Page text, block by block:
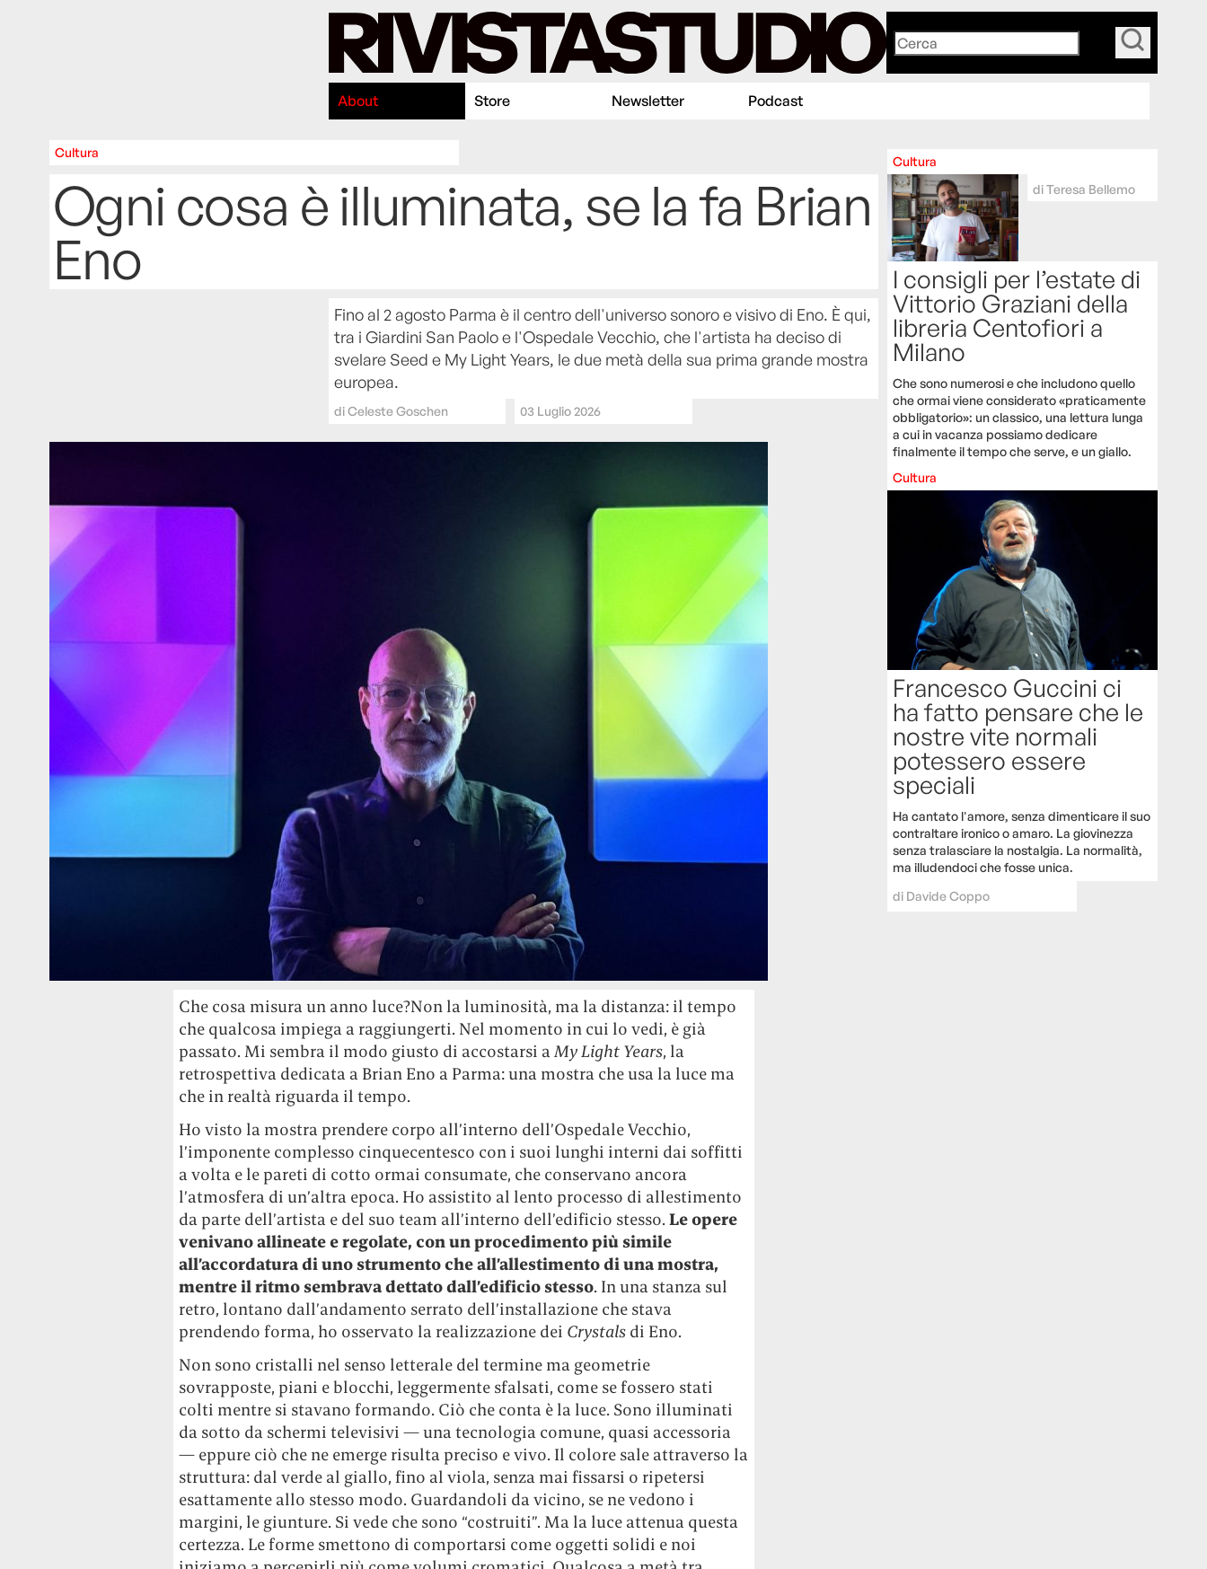
About Store Newsletter Podcast
Cultura
Ogni cosa è illuminata, se la fa Brian
Eno
Fino al 2 agosto Parma è il centro dell'universo sonoro e visivo di Eno. È qui,
tra i Giardini San Paolo e l'Ospedale Vecchio, che l'artista ha deciso di
svelare Seed e My Light Years, le due metà della sua prima grande mostra
europea.
diCeleste Goschen 03 Luglio 2026
Che cosa misura un anno luce?Non la luminosità, ma la distanza: il tempo
che qualcosa impiega a raggiungerti. Nel momento in cui lo vedi, è già
passato. Mi sembra il modo giusto di accostarsi aMy Light Years, la
retrospettiva dedicata a Brian Eno a Parma: una mostra che usa la luce ma
che in realtà riguarda il tempo.
Ho visto la mostra prendere corpo all’interno dell’Ospedale Vecchio,
l’imponente complesso cinquecentesco con i suoi lunghi interni dai soffitti
a volta e le pareti di cotto ormai consumate, che conservano ancora
l’atmosfera di un’altra epoca. Ho assistito al lento processo di allestimento
da parte dell’artista e del suo team all’interno dell’edificio stesso.Le opere
venivano allineate e regolate, con un procedimento più simile
all’accordatura di uno strumento che all’allestimento di una mostra,
mentre il ritmo sembrava dettato dall’edificio stesso. In una stanza sul
retro, lontano dall’andamento serrato dell’installazione che stava
prendendo forma, ho osservato la realizzazione dei Crystals di Eno.
Non sono cristalli nel senso letterale del termine ma geometrie
sovrapposte, piani e blocchi, leggermente sfalsati, come se fossero stati
colti mentre si stavano formando. Ciò che conta è la luce. Sono illuminati
da sotto da schermi televisivi — una tecnologia comune, quasi accessoria
— eppure ciò che ne emerge risulta preciso e vivo. Il colore sale attraverso la
struttura: dal verde al giallo, fino al viola, senza mai fissarsi o ripetersi
esattamente allo stesso modo. Guardandoli da vicino, se ne vedono i
margini, le giunture. Si vede che sono “costruiti”. Ma la luce attenua questa
certezza. Le forme smettono di comportarsi come oggetti solidi e noi
Cultura
diTeresa Bellemo
I consigli per l’estate di
Vittorio Graziani della
libreria Centofiori a
Milano
Che sono numerosi e che includono quello
che ormai viene considerato «praticamente
obbligatorio»: un classico, una lettura lunga
a cui in vacanza possiamo dedicare
finalmente il tempo che serve, e un giallo.
Cultura
Francesco Guccini ci
ha fatto pensare che le
nostre vite normali
potessero essere
speciali
Ha cantato l'amore, senza dimenticare il suo
contraltare ironico o amaro. La giovinezza
senza tralasciare la nostalgia. La normalità,
ma illudendoci che fosse unica.
di Davide Coppo